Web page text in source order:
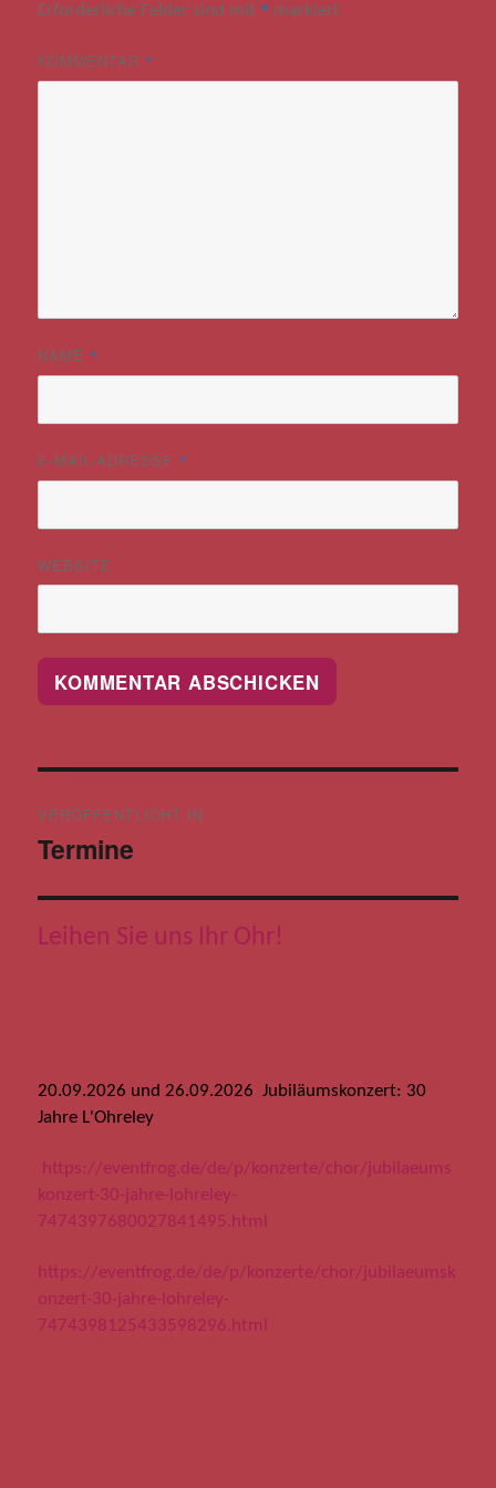
Erforderliche Felder sind mit * markiert
KOMMENTAR *
NAME *
E-MAIL-ADRESSE *
WEBSITE
VERÖFFENTLICHT IN
Termine
Leihen Sie uns Ihr Ohr!
20.09.2026 und 26.09.2026 Jubiläumskonzert: 30
Jahre L'Ohreley
https://eventfrog.de/de/p/konzerte/chor/jubilaeums
konzert-30-jahre-lohreley-
7474397680027841495.html
https://eventfrog.de/de/p/konzerte/chor/jubilaeumsk
onzert-30-jahre-lohreley-
7474398125433598296.html